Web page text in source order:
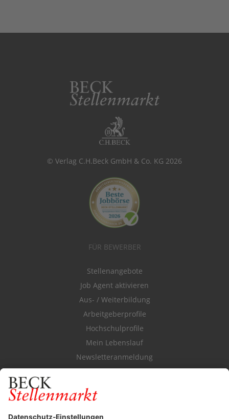
© Verlag C.H.Beck GmbH & Co. KG 2026
FÜR BEWERBER
Stellenangebote
Job Agent aktivieren
Aus- / Weiterbildung
Arbeitgeberprofile
Hochschulprofile
Mein Lebenslauf
Newsletteranmeldung
Durchsuchen Sie den Stellenkatalog
FÜR ARBEITGEBER